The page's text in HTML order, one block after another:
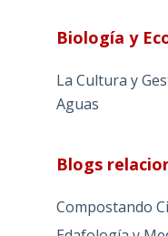
Biología y
La Cultura y
Aguas
Blogs
Compostando